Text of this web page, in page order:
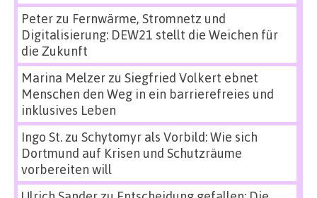
Peterzu Fernwärme, Stromnetz und
Digitalisierung: DEW21 stellt die Weichen für
die Zukunft
Marina Melzerzu Siegfried Volkert ebnet
Menschen den Weg in ein barrierefreies und
inklusives Leben
Ingo St.zu Schytomyr als Vorbild: Wie sich
Dortmund auf Krisen und Schutzräume
vorbereiten will